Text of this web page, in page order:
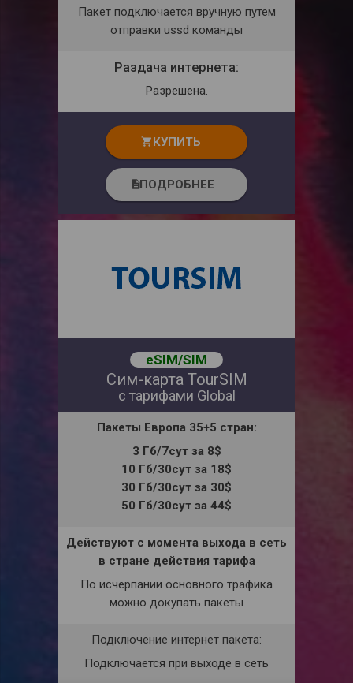
Пакет подключается вручную путем
отправки ussd команды
Раздача интернета:
Разрешена.
shopping_cart КУПИТЬ
descriptionПОДРОБНЕЕ
eSIM/SIM
Сим-карта TourSIM
с тарифами Global
Пакеты Европа35+5 стран:
3 Гб/7сут за 8$
10 Гб/30сут за 18$
30 Гб/30сут за 30$
50 Гб/30сут за 44$
Действуют с момента выхода в сеть
в стране действия тарифа
По исчерпании основного трафика
можно докупать пакеты
Подключение интернет пакета:
Подключается при выходе в сеть